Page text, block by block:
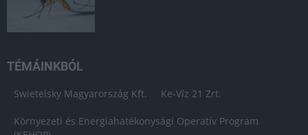
TÉMÁINKBÓL
Swietelsky Magyarország Kft. Ke-Víz 21 Zrt.
Környezeti és Energiahatékonysági Operatív Program